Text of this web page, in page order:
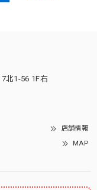
北1-56 1F右
店舗情報
MAP